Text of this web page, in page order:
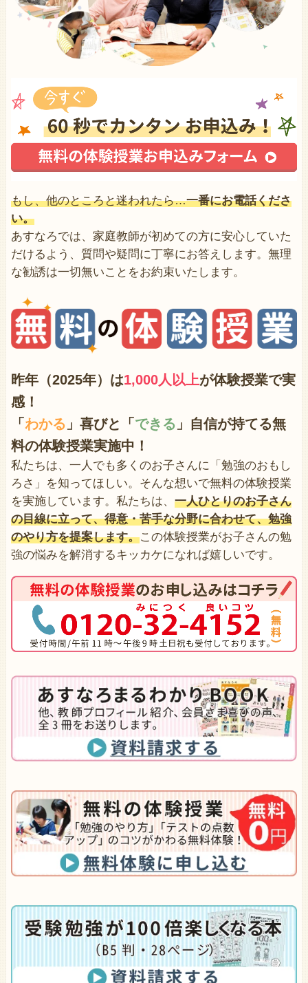
もし、他のところと迷われたら…一番にお電話くださ
い。
あすなろでは、家庭教師が初めての方に安心していた
だけるよう、質問や疑問に丁寧にお答えします。無理
な勧誘は一切無いことをお約束いたします。
昨年（2025年）は1,000人以上が体験授業で実
感！
「 わかる 」喜びと「 できる 」自信が持てる無
料の体験授業実施中！
私たちは、一人でも多くのお子さんに「勉強のおもし
ろさ」を知ってほしい。そんな想いで無料の体験授業
を実施しています。私たちは、 一人ひとりのお子さん
の目線に立って、得意・苦手な分野に合わせて、勉強
のやり方を提案します。この体験授業がお子さんの勉
強の悩みを解消するキッカケになれば嬉しいです。